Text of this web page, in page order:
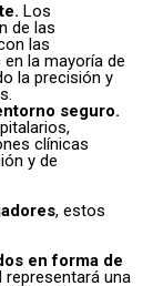
Los
de las
las
la mayoría de
la precisión y
seguro.
clínicas
y de
, estos
en forma de
representará una